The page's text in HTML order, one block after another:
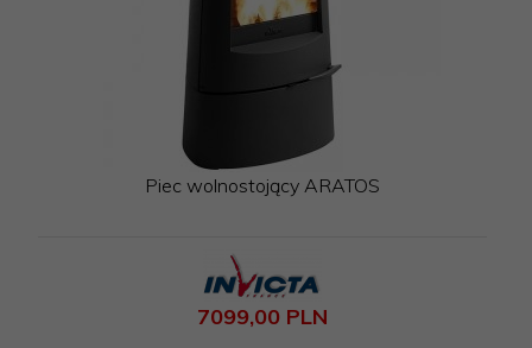
Piec wolnostojący ARATOS
7099,00 PLN